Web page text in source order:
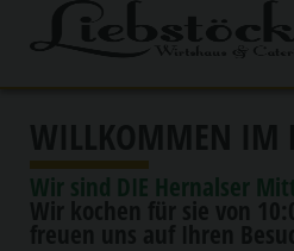
Wir sind DIE Hernalser
Wir kochen für sie von